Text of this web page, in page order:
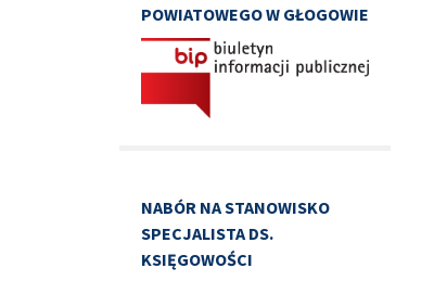
POWIATOWEGO W GŁOGOWIE
NABÓR NA STANOWISKO
SPECJALISTA DS.
KSIĘGOWOŚCI